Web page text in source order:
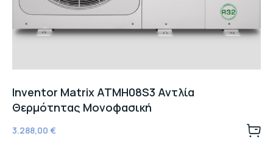
Inventor Matrix ATMH08S3 Αντλία
Θερμότητας Μονοφασική
3.288,00 €